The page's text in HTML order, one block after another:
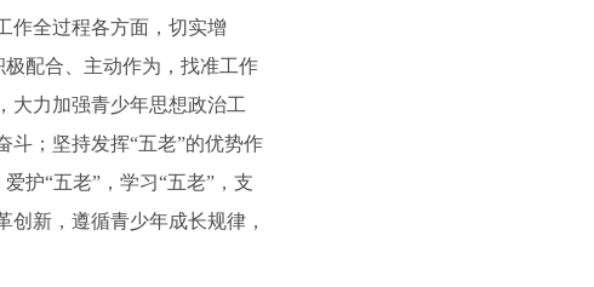
全过程各方面，切实增
极配合、主动作为，找准工作
大力加强青少年思想政治工
斗；坚持发挥“五老”的优势作
护“五老”，学习“五老”，支
新，遵循青少年成长规律，